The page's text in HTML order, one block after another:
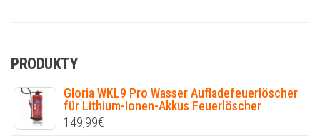
PRODUKTY
Gloria WKL9 Pro Wasser Aufladefeuerlöscher
für Lithium-Ionen-Akkus Feuerlöscher
149,99€